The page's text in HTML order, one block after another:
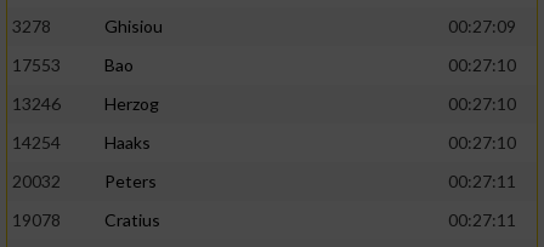
3278
Ghisiou
00:27:09
17553
Bao
00:27:10
13246
Herzog
00:27:10
14254
Haaks
00:27:10
20032
Peters
00:27:11
19078
Cratius
00:27:11